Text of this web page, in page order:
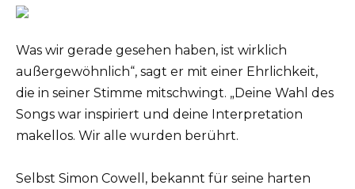
Was wir gerade gesehen haben, ist wirklich
außergewöhnlich“, sagt er mit einer Ehrlichkeit,
die in seiner Stimme mitschwingt. „Deine Wahl des
Songs war inspiriert und deine Interpretation
makellos. Wir alle wurden berührt.
Selbst Simon Cowell, bekannt für seine harten